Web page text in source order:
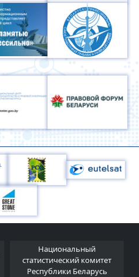
Национальный
статистический комитет
Республики Беларусь